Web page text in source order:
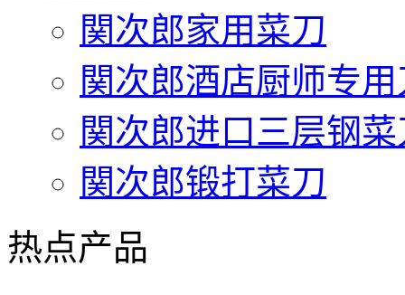
関次郎家用菜刀
関次郎酒店厨师专
関次郎进口三层钢
関次郎锻打菜刀
热点产品